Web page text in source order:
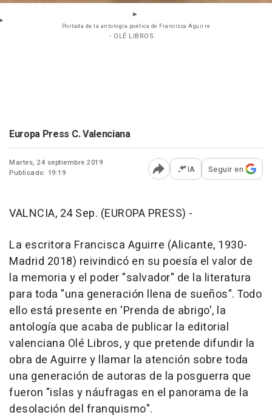
Portada de la antología poética de Francisca Aguirre
- OLÉ LIBROS
Europa Press C. Valenciana
Martes, 24 septiembre 2019
Publicado: 19:19
Abrir opciones para
IA Seguir en
VALNCIA, 24 Sep. (EUROPA PRESS) -
La escritora Francisca Aguirre (Alicante, 1930-
Madrid 2018) reivindicó en su poesía el valor de
la memoria y el poder "salvador" de la literatura
para toda "una generación llena de sueños". Todo
ello está presente en 'Prenda de abrigo', la
antología que acaba de publicar la editorial
valenciana Olé Libros, y que pretende difundir la
obra de Aguirre y llamar la atención sobre toda
una generación de autoras de la posguerra que
fueron "islas y náufragas en el panorama de la
desolación del franquismo".